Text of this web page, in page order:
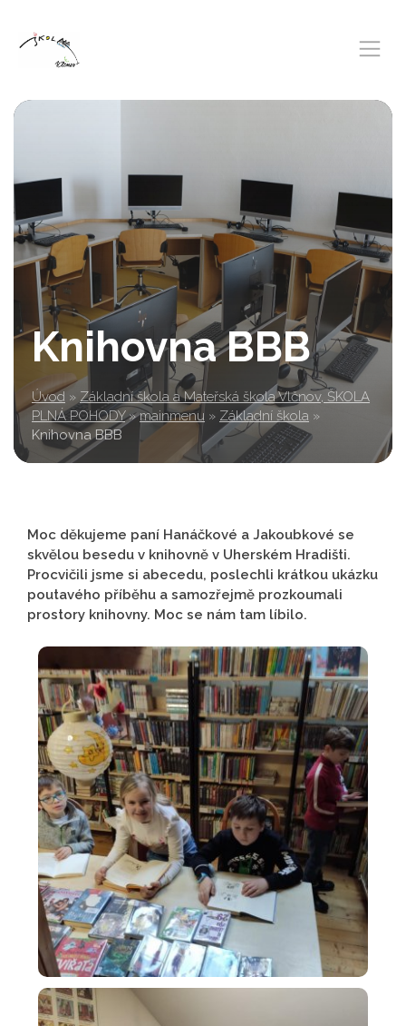
Knihovna BBB
Úvod » Základní škola a Mateřská škola Vlčnov, ŠKOLA
PLNÁ POHODY » mainmenu » Základní škola »
Knihovna BBB
Moc děkujeme paní Hanáčkové a Jakoubkové se
skvělou besedu v knihovně v Uherském Hradišti.
Procvičili jsme si abecedu, poslechli krátkou ukázku
poutavého příběhu a samozřejmě prozkoumali
prostory knihovny. Moc se nám tam líbilo.